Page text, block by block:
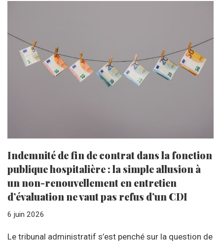
Indemnité de fin de contrat dans la fonction
publique hospitalière : la simple allusion à
un non-renouvellement en entretien
d’évaluation ne vaut pas refus d’un CDI
6 juin 2026
Le tribunal administratif s’est penché sur la question de